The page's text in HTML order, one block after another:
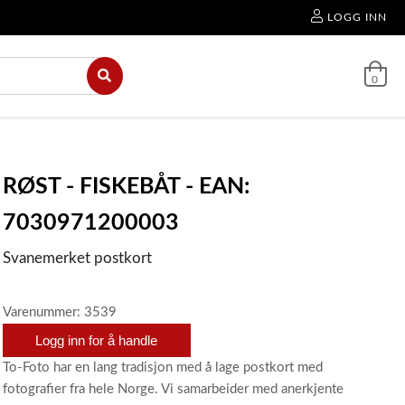
LOGG INN
0
RØST - FISKEBÅT - EAN:
7030971200003
Svanemerket postkort
Varenummer: 3539
Logg inn for å handle
To-Foto har en lang tradisjon med å lage postkort med
fotografier fra hele Norge. Vi samarbeider med anerkjente